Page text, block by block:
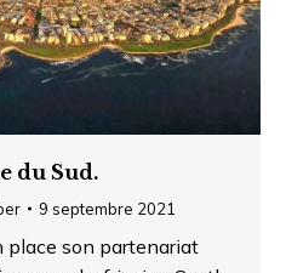
du Sud.
9 septembre 2021
place son partenariat